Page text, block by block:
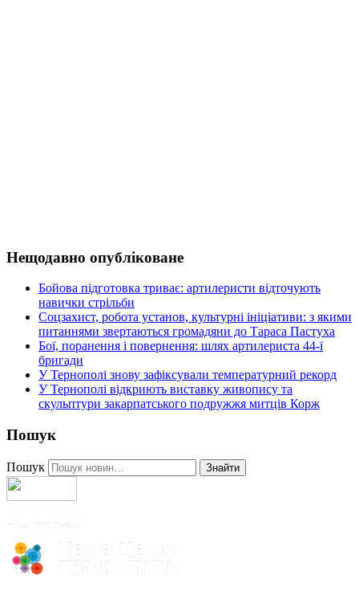
Нещодавно опубліковане
Бойова підготовка триває: артилеристи відточують
навички стрільби
Соцзахист, робота установ, культурні ініціативи: з якими
питаннями звертаються громадяни до Тараса Пастуха
Бої, поранення і повернення: шлях артилериста 44-ї
бригади
У Тернополі знову зафіксували температурний рекорд
У Тернополі відкриють виставку живопису та
скульптури закарпатського подружжя митців Корж
Пошук
Пошук Знайти